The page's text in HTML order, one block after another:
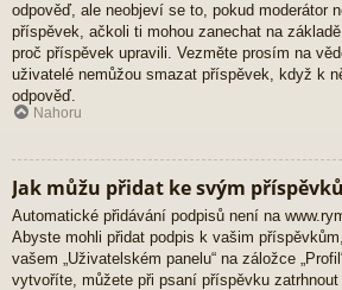
odpověď, ale neobjeví se to, pokud moderátor
příspěvek, ačkoli ti mohou zanechat na
proč příspěvek upravili. Vezměte prosím na
uživatelé nemůžou smazat příspěvek, když k
odpověď.
Nahoru
Jak můžu přidat ke svým
Automatické přidávání podpisů není na
Abyste mohli přidat podpis k vašim
vašem „Uživatelském panelu“ na záložce
vytvoříte, můžete při psaní příspěvku